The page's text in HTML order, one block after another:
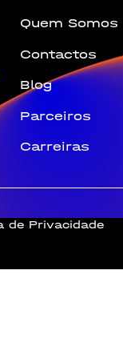
Quem Somos
Contactos
Blog
Parceiros
Carreiras
de Privacidade